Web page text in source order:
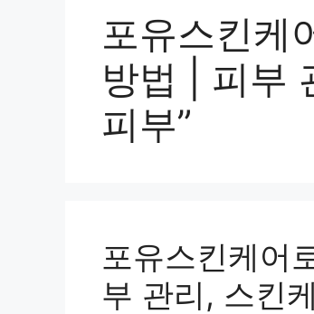
포유스킨케
방법 | 피부
피부”
포유스킨케어
부 관리, 스킨